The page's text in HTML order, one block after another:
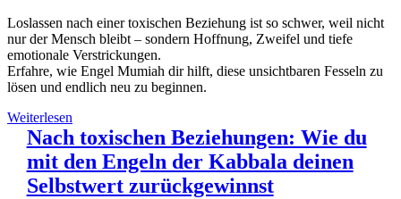
Loslassen nach einer toxischen Beziehung ist so schwer, weil nicht
nur der Mensch bleibt – sondern Hoffnung, Zweifel und tiefe
emotionale Verstrickungen.
Erfahre, wie Engel Mumiah dir hilft, diese unsichtbaren Fesseln zu
lösen und endlich neu zu beginnen.
Weiterlesen
Nach toxischen Beziehungen: Wie du
mit den Engeln der Kabbala deinen
Selbstwert zurückgewinnst